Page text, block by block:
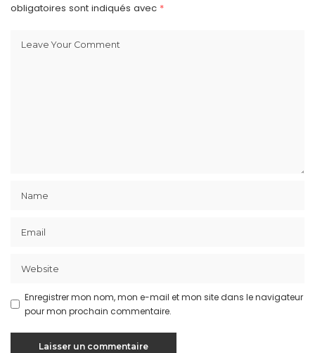
obligatoires sont indiqués avec *
Enregistrer mon nom, mon e-mail et mon site dans le navigateur
pour mon prochain commentaire.